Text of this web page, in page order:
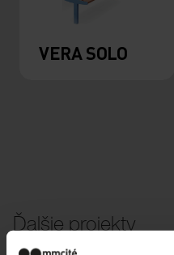
VERA SOLO
Ďalšie projekty